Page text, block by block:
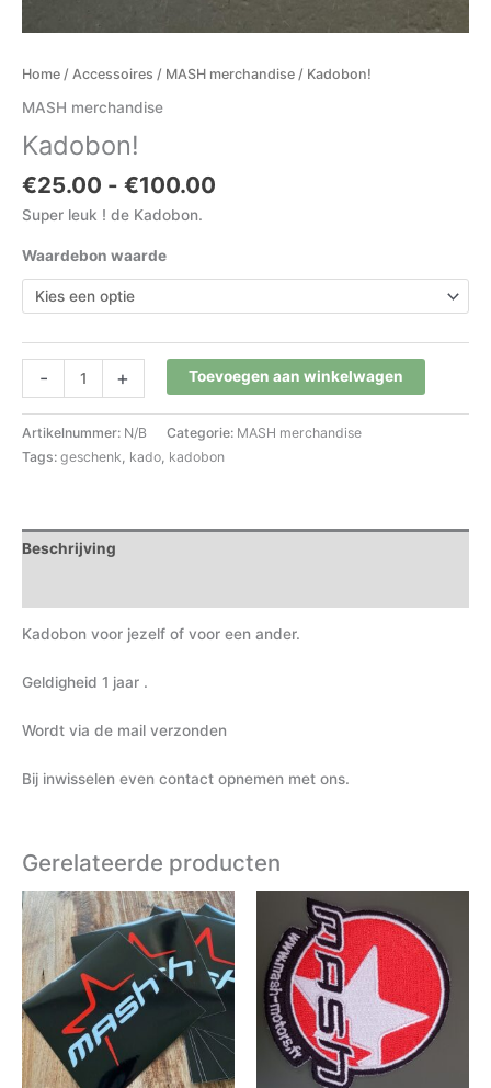
Home / Accessoires / MASH merchandise / Kadobon!
MASH merchandise
Kadobon!
€25.00 - €100.00
Super leuk ! de Kadobon.
Waardebon waarde
- + Toevoegen aan winkelwagen
Artikelnummer: N/B Categorie: MASH merchandise
Tags: geschenk kado kadobon
Beschrijving
Kadobon voor jezelf of voor een ander.
Geldigheid 1 jaar .
Wordt via de mail verzonden
Bij inwisselen even contact opnemen met ons.
Gerelateerde producten